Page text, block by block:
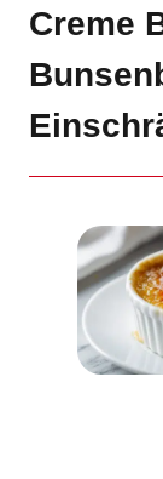
Creme